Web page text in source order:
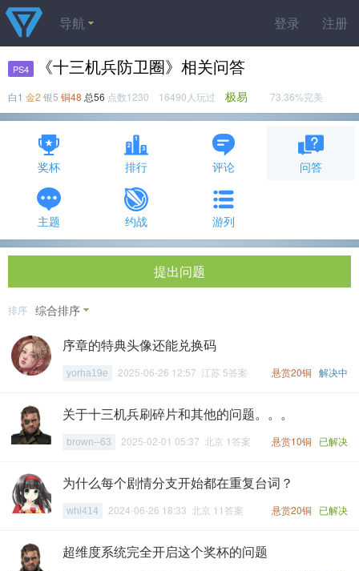
登录 注册
导航
PS4 《十三机兵防卫圈》相关问答
白1 金2 银5 铜48 总56 点数1230 16490人玩过 极易 73.36%完美
奖杯 排行 评论 问答
主题 约战 游列
提出问题
排序 综合排序
序章的特典头像还能兑换码
悬赏20铜 解决中
yorha19e 2025-06-26 12:57 江苏 5答案
关于十三机兵刷碎片和其他的问题。。。
悬赏10铜 已解决
brown--63 2025-02-01 05:37 北京 1答案
为什么每个剧情分支开始都在重复台词？
悬赏20铜 已解决
whl414 2024-06-26 18:33 北京 11答案
超维度系统完全开启这个奖杯的问题